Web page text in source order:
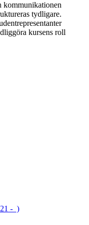
kommunikationen
tydligare.
kursens roll
-  )